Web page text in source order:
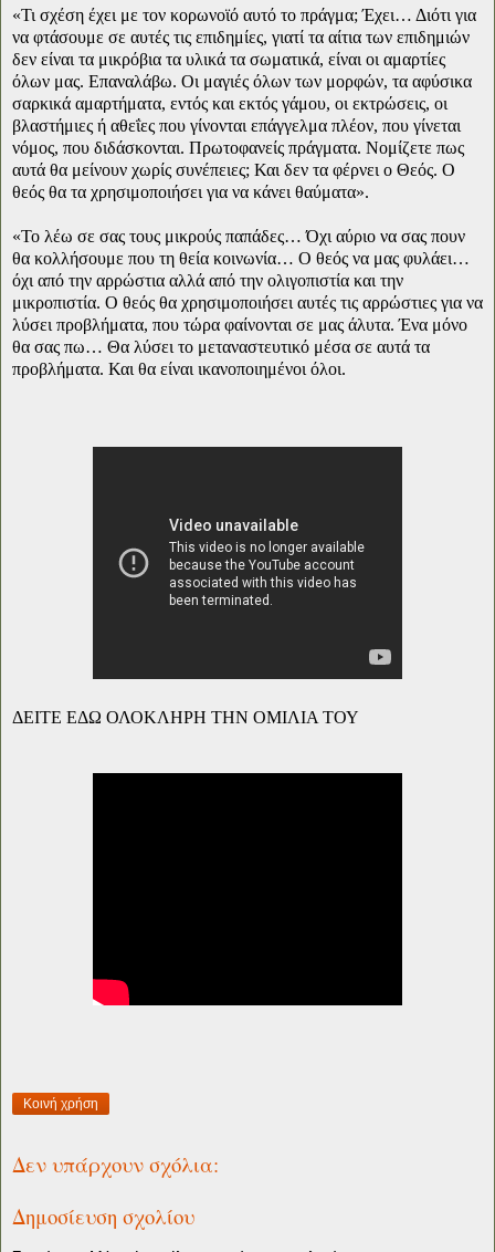
«Τι σχέση έχει με τον κορωνοϊό αυτό το πράγμα; Έχει… Διότι για
να φτάσουμε σε αυτές τις επιδημίες, γιατί τα αίτια των επιδημιών
δεν είναι τα μικρόβια τα υλικά τα σωματικά, είναι οι αμαρτίες
όλων μας. Επαναλάβω. Οι μαγιές όλων των μορφών, τα αφύσικα
σαρκικά αμαρτήματα, εντός και εκτός γάμου, οι εκτρώσεις, οι
βλαστήμιες ή αθεΐες που γίνονται επάγγελμα πλέον, που γίνεται
νόμος, που διδάσκονται. Πρωτοφανείς πράγματα. Νομίζετε πως
αυτά θα μείνουν χωρίς συνέπειες; Και δεν τα φέρνει ο Θεός. Ο
θεός θα τα χρησιμοποιήσει για να κάνει θαύματα».
«Το λέω σε σας τους μικρούς παπάδες… Όχι αύριο να σας πουν
θα κολλήσουμε που τη θεία κοινωνία… Ο θεός να μας φυλάει…
όχι από την αρρώστια αλλά από την ολιγοπιστία και την
μικροπιστία. Ο θεός θα χρησιμοποιήσει αυτές τις αρρώστιες για να
λύσει προβλήματα, που τώρα φαίνονται σε μας άλυτα. Ένα μόνο
θα σας πω… Θα λύσει το μεταναστευτικό μέσα σε αυτά τα
προβλήματα. Και θα είναι ικανοποιημένοι όλοι.
ΔΕΙΤΕ ΕΔΩ ΟΛΟΚΛΗΡΗ ΤΗΝ ΟΜΙΛΙΑ ΤΟΥ
Κοινή χρήση
Δεν υπάρχουν σχόλια:
Δημοσίευση σχολίου